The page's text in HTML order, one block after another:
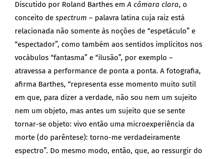
Discutido por Roland Barthes emA câmara clara, o
conceito de spectrum – palavra latina cuja raiz está
relacionada não somente às noções de “espetáculo” e
“espectador”, como também aos sentidos implícitos nos
vocábulos “fantasma” e “ilusão”, por exemplo –
atravessa a performance de ponta a ponta. A fotografia,
afirma Barthes, “representa esse momento muito sutil
em que, para dizer a verdade, não sou nem um sujeito
nem um objeto, mas antes um sujeito que se sente
tornar-se objeto: vivo então uma microexperiência da
morte (do parêntese): torno-me verdadeiramente
espectro”. Do mesmo modo, então, que, ao ressurgir do